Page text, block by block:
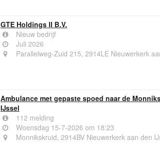
GTE Holdings II B.V.
Nieuw bedrijf
Juli 2026
Parallelweg-Zuid 215, 2914LE Nieuwerkerk
Ambulance met gepaste spoed naar de
IJssel
112 melding
Woensdag 15-7-2026 om 18:23
Monnikskruid, 2914BV Nieuwerkerk aan den